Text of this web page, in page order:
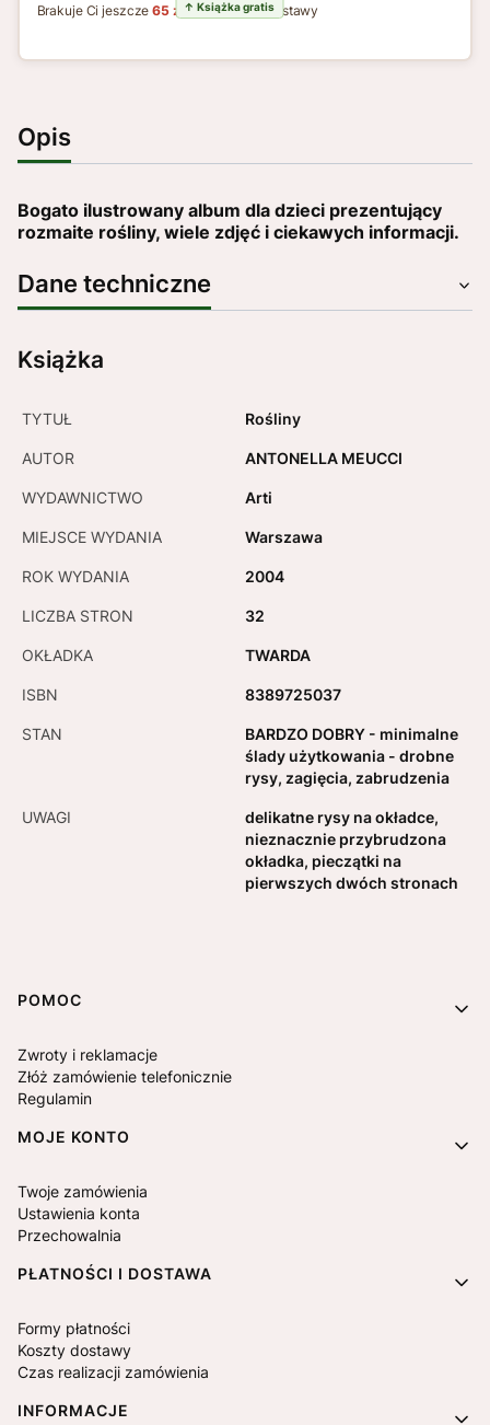
Brakuje Ci jeszcze65 zł do darmowej dostawy
Opis
Bogato ilustrowany album dla dzieci prezentujący
rozmaite rośliny, wiele zdjęć i ciekawych informacji.
Dane techniczne
Książka
TYTUŁ Rośliny
AUTOR ANTONELLA MEUCCI
WYDAWNICTWO Arti
MIEJSCE WYDANIA Warszawa
ROK WYDANIA 2004
LICZBA STRON 32
OKŁADKA TWARDA
ISBN 8389725037
STAN
BARDZO DOBRY - minimalne
ślady użytkowania - drobne
rysy, zagięcia, zabrudzenia
UWAGI
delikatne rysy na okładce,
nieznacznie przybrudzona
okładka, pieczątki na
pierwszych dwóch stronach
Linki w stopce
POMOC
Zwroty i reklamacje
Złóż zamówienie telefonicznie
Regulamin
MOJE KONTO
Twoje zamówienia
Ustawienia konta
Przechowalnia
PŁATNOŚCI I DOSTAWA
Formy płatności
Koszty dostawy
Czas realizacji zamówienia
INFORMACJE